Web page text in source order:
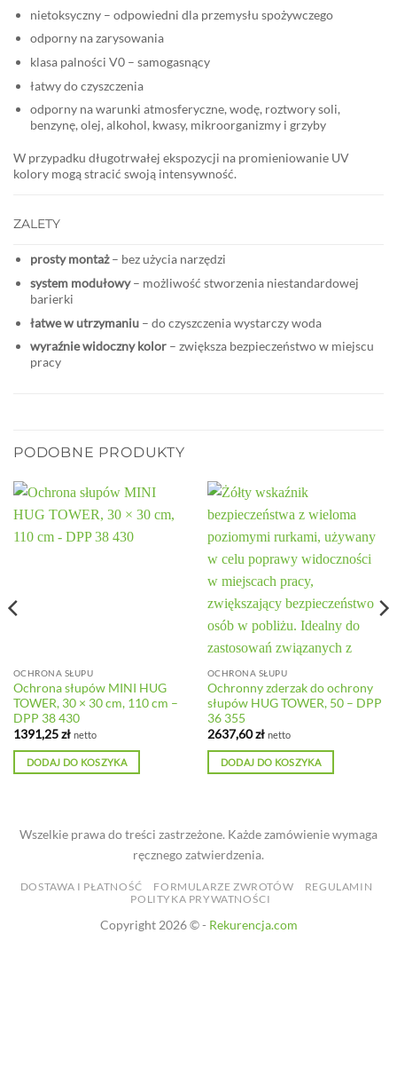
nietoksyczny – odpowiedni dla przemysłu spożywczego
odporny na zarysowania
klasa palności V0 – samogasnący
łatwy do czyszczenia
odporny na warunki atmosferyczne, wodę, roztwory soli,
benzynę, olej, alkohol, kwasy, mikroorganizmy i grzyby
W przypadku długotrwałej ekspozycji na promieniowanie UV
kolory mogą stracić swoją intensywność.
ZALETY
prosty montaż– bez użycia narzędzi
system modułowy– możliwość stworzenia niestandardowej
barierki
łatwe w utrzymaniu– do czyszczenia wystarczy woda
wyraźnie widoczny kolor– zwiększa bezpieczeństwo w miejscu
pracy
PODOBNE PRODUKTY
OCHRONA SŁUPU
Ochrona słupów MINI HUG
TOWER, 30 × 30 cm, 110 cm –
DPP 38 430
1391,25zł netto
DODAJ DO KOSZYKA
OCHRONA SŁUPU
Ochronny zderzak do ochrony
słupów HUG TOWER, 50 – DPP
36 355
2637,60zł netto
DODAJ DO KOSZYKA
Wszelkie prawa do treści zastrzeżone. Każde zamówienie wymaga
ręcznego zatwierdzenia.
DOSTAWA I PŁATNOŚĆ FORMULARZE ZWROTÓW
REGULAMIN
POLITYKA PRYWATNOŚCI
Copyright 2026 © - Rekurencja.com